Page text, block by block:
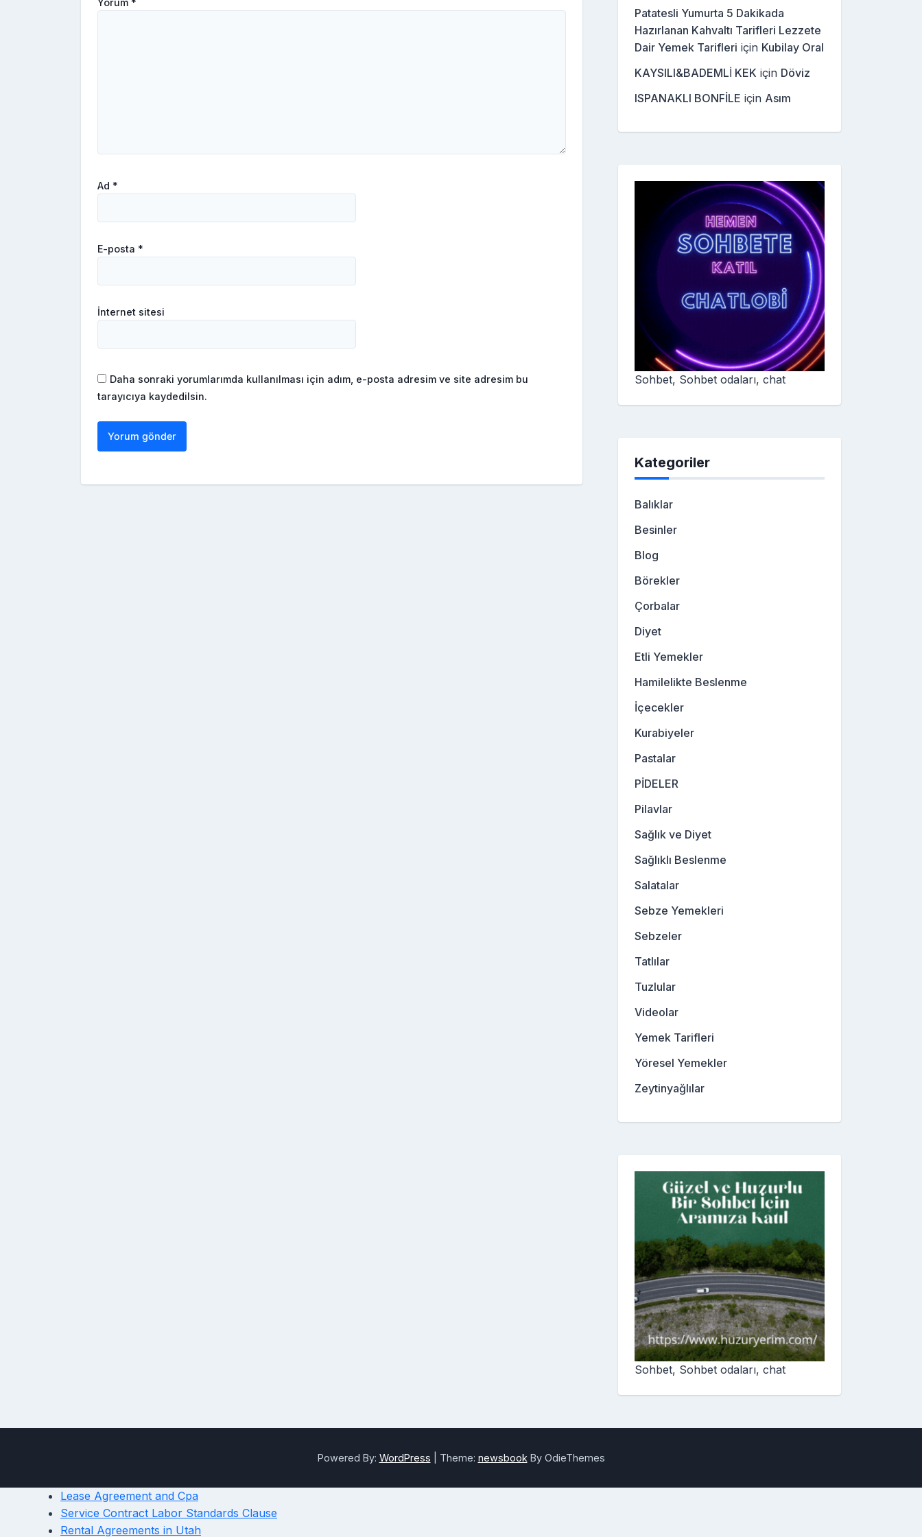
Yorum *
Ad *
E-posta *
İnternet sitesi
Daha sonraki yorumlarımda kullanılması için adım, e-posta adresim ve site adresim bu
tarayıcıya kaydedilsin.
Patatesli Yumurta 5 Dakikada
Hazırlanan Kahvaltı Tarifleri Lezzete
Dair Yemek Tarifleri için Kubilay Oral
KAYSILI&BADEMLİ KEK için Döviz
ISPANAKLI BONFİLE için Asım
Sohbet, Sohbet odaları, chat
Kategoriler
Balıklar
Besinler
Blog
Börekler
Çorbalar
Diyet
Etli Yemekler
Hamilelikte Beslenme
İçecekler
Kurabiyeler
Pastalar
PİDELER
Pilavlar
Sağlık ve Diyet
Sağlıklı Beslenme
Salatalar
Sebze Yemekleri
Sebzeler
Tatlılar
Tuzlular
Videolar
Yemek Tarifleri
Yöresel Yemekler
Zeytinyağlılar
Sohbet, Sohbet odaları, chat
Powered By: WordPress Theme: newsbook By OdieThemes
Lease Agreement and Cpa
Service Contract Labor Standards Clause
Rental Agreements in Utah